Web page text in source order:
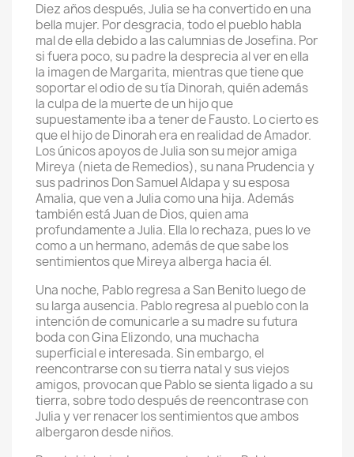
Diez años después, Julia se ha convertido en una
bella mujer. Por desgracia, todo el pueblo habla
mal de ella debido a las calumnias de Josefina. Por
si fuera poco, su padre la desprecia al ver en ella
la imagen de Margarita, mientras que tiene que
soportar el odio de su tía Dinorah, quién además
la culpa de la muerte de un hijo que
supuestamente iba a tener de Fausto. Lo cierto es
que el hijo de Dinorah era en realidad de Amador.
Los únicos apoyos de Julia son su mejor amiga
Mireya (nieta de Remedios), su nana Prudencia y
sus padrinos Don Samuel Aldapa y su esposa
Amalia, que ven a Julia como una hija. Además
también está Juan de Dios, quien ama
profundamente a Julia. Ella lo rechaza, pues lo ve
como a un hermano, además de que sabe los
sentimientos que Mireya alberga hacia él.
Una noche, Pablo regresa a San Benito luego de
su larga ausencia. Pablo regresa al pueblo con la
intención de comunicarle a su madre su futura
boda con Gina Elizondo, una muchacha
superficial e interesada. Sin embargo, el
reencontrarse con su tierra natal y sus viejos
amigos, provocan que Pablo se sienta ligado a su
tierra, sobre todo después de reencontrase con
Julia y ver renacer los sentimientos que ambos
albergaron desde niños.